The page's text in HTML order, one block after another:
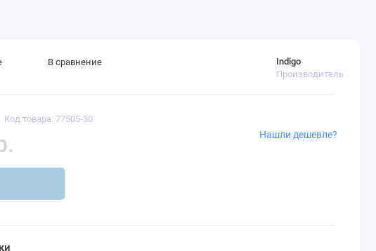
Код товара: 77505-30
Indigo
Производитель
Нашли дешевле?
В сравнение